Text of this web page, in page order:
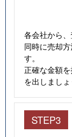
各会社から、
同時に売却
す。
正確な金額
を出しましょ
STEP3